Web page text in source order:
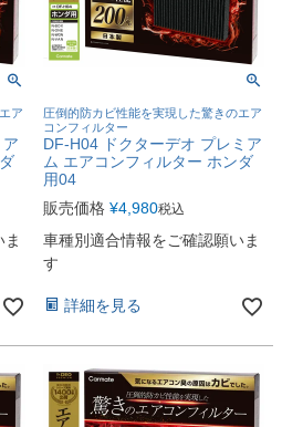
ア
圧倒的防カビ性能を実現した驚きのエア
コンフィルター
DF-H04 ドクターデオ プレミア
ム エアコンフィルター ホンダ
用04
販売価格 ¥4,980税込
車種別適合情報をご確認願いま
す
詳細を見る